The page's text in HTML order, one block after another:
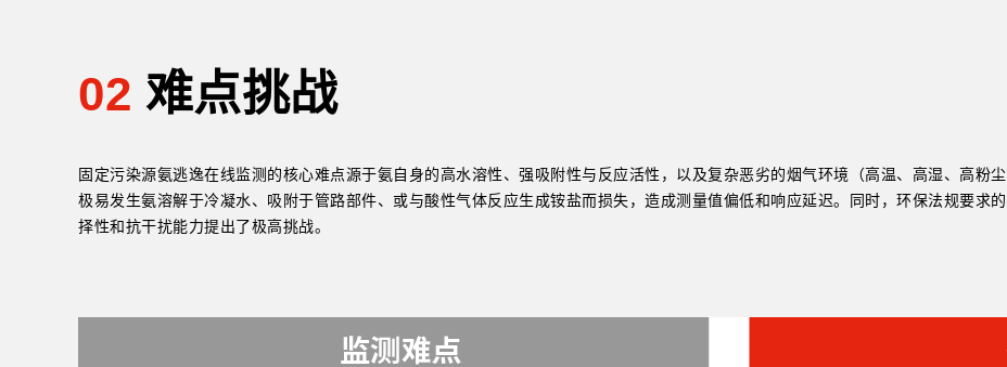
02 难点挑战
固定污染源氨逃逸在线监测的核心难点源于氨自身的高水溶性、强吸附性与反应活性，以及复杂恶劣的烟气环境（高温、高湿、高粉
极易发生氨溶解于冷凝水、吸附于管路部件、或与酸性气体反应生成铵盐而损失，造成测量值偏低和响应延迟。同时，环保法规要求
择性和抗干扰能力提出了极高挑战。